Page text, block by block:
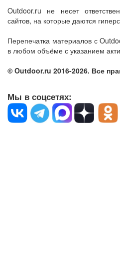
Outdoor.ru не несет
сайтов, на которые даются
Перепечатка материалов с
в любом объёме с указанием
© Outdoor.ru 2016-2026. Все
Мы в соцсетях: